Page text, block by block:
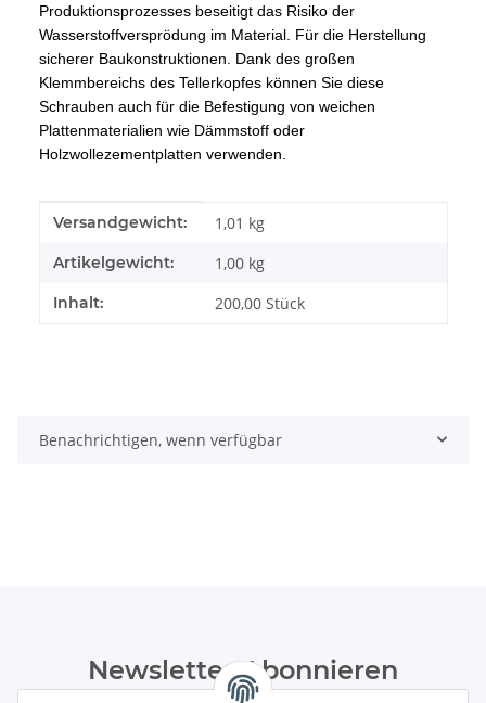
Produktionsprozesses beseitigt das Risiko der
Wasserstoffversprödung im Material. Für die Herstellung
sicherer Baukonstruktionen. Dank des großen
Klemmbereichs des Tellerkopfes können Sie diese
Schrauben auch für die Befestigung von weichen
Plattenmaterialien wie Dämmstoff oder
Holzwollezementplatten verwenden.
Produkteigenschaft
Wert
Versandgewicht: 1,01 kg
Artikelgewicht: 1,00 kg
Inhalt: 200,00 Stück
Benachrichtigen, wenn verfügbar
Newsletter Abonnieren